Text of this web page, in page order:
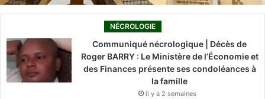
NÉCROLOGIE
Communiqué nécrologique | Décès de
Roger BARRY : Le Ministère de l’Économie et
des Finances présente ses condoléances à
la famille
il y a 2 semaines